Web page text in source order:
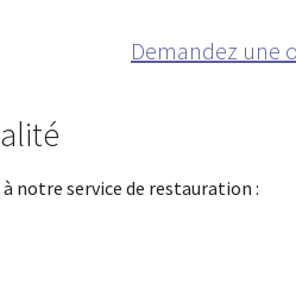
Demandez une
notre service de restauration :